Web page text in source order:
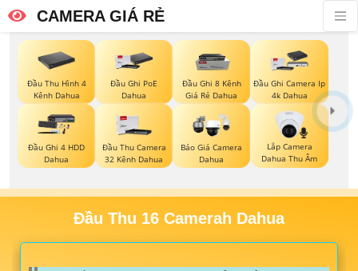
CAMERA GIÁ RẺ
Đầu Thu Hình 4
Kênh Dahua
Đầu Ghi PoE
Dahua
Đầu Ghi 8 Kênh
Giá Rẻ Dahua
Đầu Ghi Camera Ip
4k Dahua
Đầu Ghi 4 HDD
Dahua
Đầu Thu Camera
32 Kênh Dahua
Báo Giá Camera
Dahua
Lắp Camera
Dahua Thu Âm
Đầu Thu 16 Camerah Dahua